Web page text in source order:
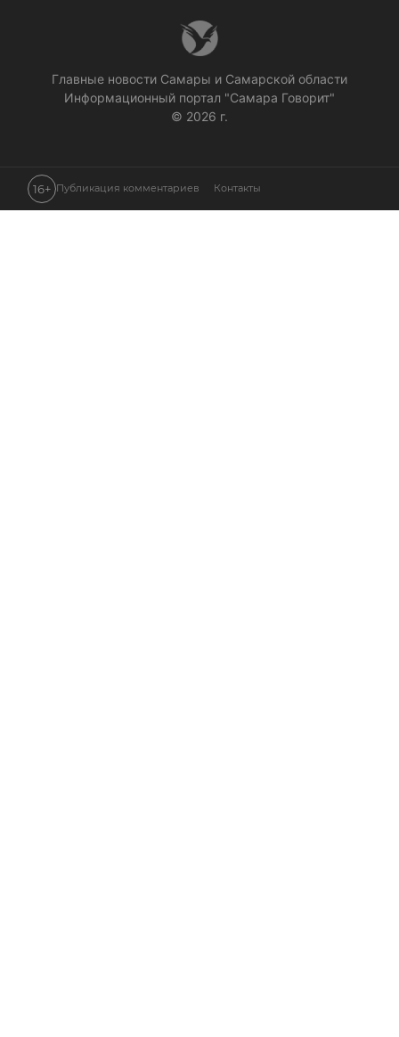
Главные новости Самары и Самарской области
Информационный портал "Самара Говорит"
© 2026 г.
16+ Публикация комментариев Контакты